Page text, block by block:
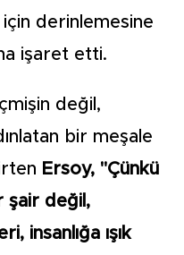
derinlemesine
işaret etti.
değil,
bir meşale
Ersoy, "Çünkü
şair değil,
insanlığa ışık